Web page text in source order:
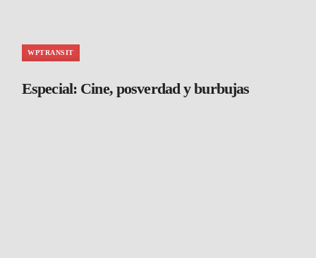
WPTRANSIT
Especial: Cine, posverdad y burbujas